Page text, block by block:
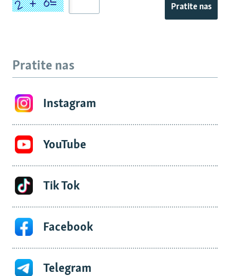
Pratite nas
Pratite nas
Instagram
YouTube
Tik Tok
Facebook
Telegram